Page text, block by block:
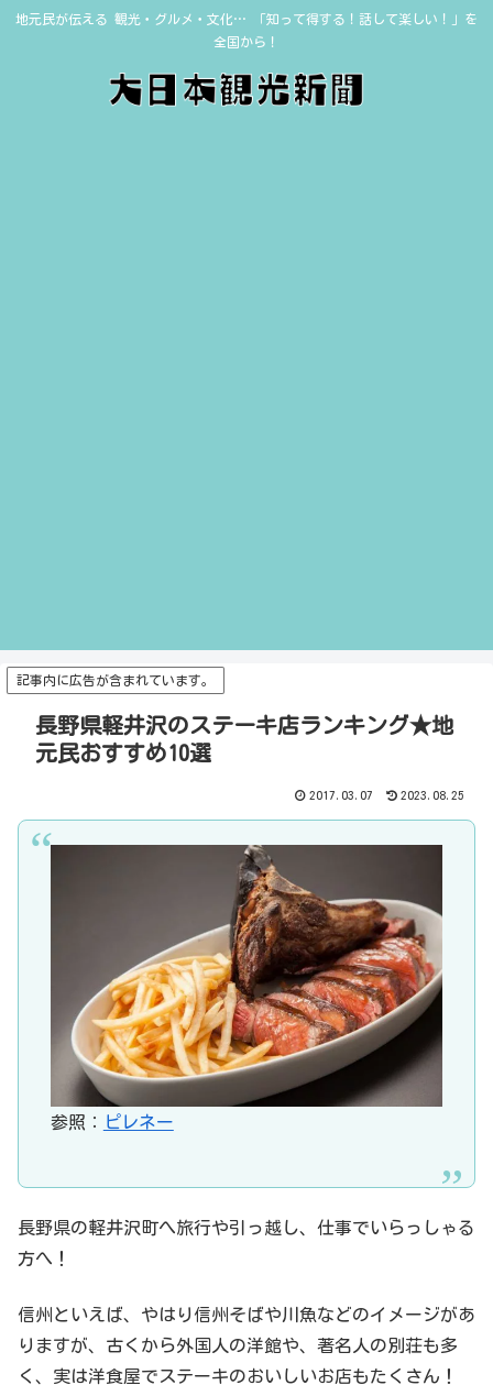
地元民が伝える 観光・グルメ・文化… 「知って得する！話して楽しい！」を
全国から！
記事内に広告が含まれています。
長野県軽井沢のステーキ店ランキング★地
元民おすすめ10選
2017.03.07 2023.08.25
参照： ピレネー
長野県の軽井沢町へ旅行や引っ越し、仕事でいらっしゃる
方へ！
信州といえば、やはり信州そばや川魚などのイメージがあ
りますが、古くから外国人の洋館や、著名人の別荘も多
く、実は洋食屋でステーキのおいしいお店もたくさん！